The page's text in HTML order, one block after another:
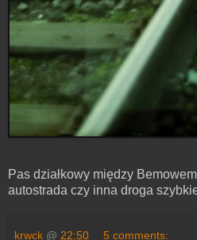
Pas działkowy między
autostrada czy inna droga
krwck @ 22:50 5 comments: